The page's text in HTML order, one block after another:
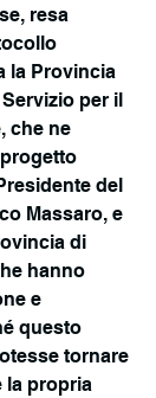
resa
la Provincia
per il
che ne
del
Massaro, e
di
hanno
e
questo
tornare
la propria